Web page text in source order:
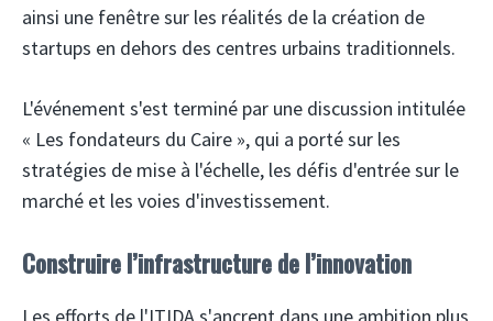
ainsi une fenêtre sur les réalités de la création de
startups en dehors des centres urbains traditionnels.
L'événement s'est terminé par une discussion intitulée
« Les fondateurs du Caire », qui a porté sur les
stratégies de mise à l'échelle, les défis d'entrée sur le
marché et les voies d'investissement.
Construire l’infrastructure de l’innovation
Les efforts de l'ITIDA s'ancrent dans une ambition plus